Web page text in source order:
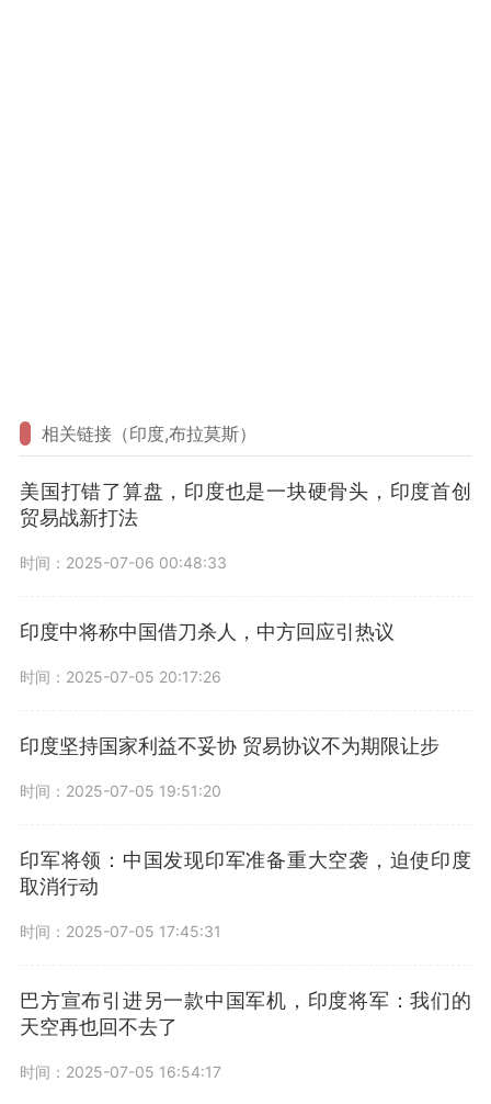
相关链接（印度,布拉莫斯）
美国打错了算盘，印度也是一块硬骨头，印度首创
贸易战新打法
时间：2025-07-06 00:48:33
印度中将称中国借刀杀人，中方回应引热议
时间：2025-07-05 20:17:26
印度坚持国家利益不妥协 贸易协议不为期限让步
时间：2025-07-05 19:51:20
印军将领：中国发现印军准备重大空袭，迫使印度
取消行动
时间：2025-07-05 17:45:31
巴方宣布引进另一款中国军机，印度将军：我们的
天空再也回不去了
时间：2025-07-05 16:54:17